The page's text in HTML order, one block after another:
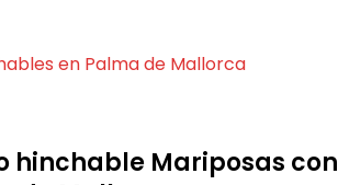
hinchable Mariposas con